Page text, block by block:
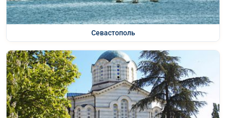
Севастополь